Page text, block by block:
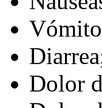
Dolor